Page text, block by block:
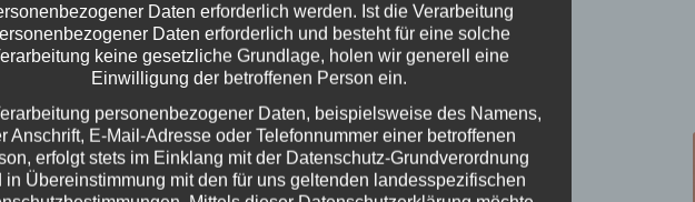
Dich zum Führerschein!
Moderne Fahrzeuge
Führerschein ab 17
Daten erforderlich werden. Ist die Verarbeitung
Daten erforderlich und besteht für eine solche
keine gesetzliche Grundlage, holen wir generell eine
Einwilligung der betroffenen Person ein.
personenbezogener Daten, beispielsweise des Namens,
Anschrift, E-Mail-Adresse oder Telefonnummer einer betroffenen
erfolgt stets im Einklang mit der Datenschutz-Grundverordnung
in Übereinstimmung mit den für uns geltenden landesspezifischen